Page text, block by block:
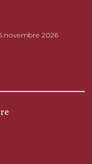
novembre 2026